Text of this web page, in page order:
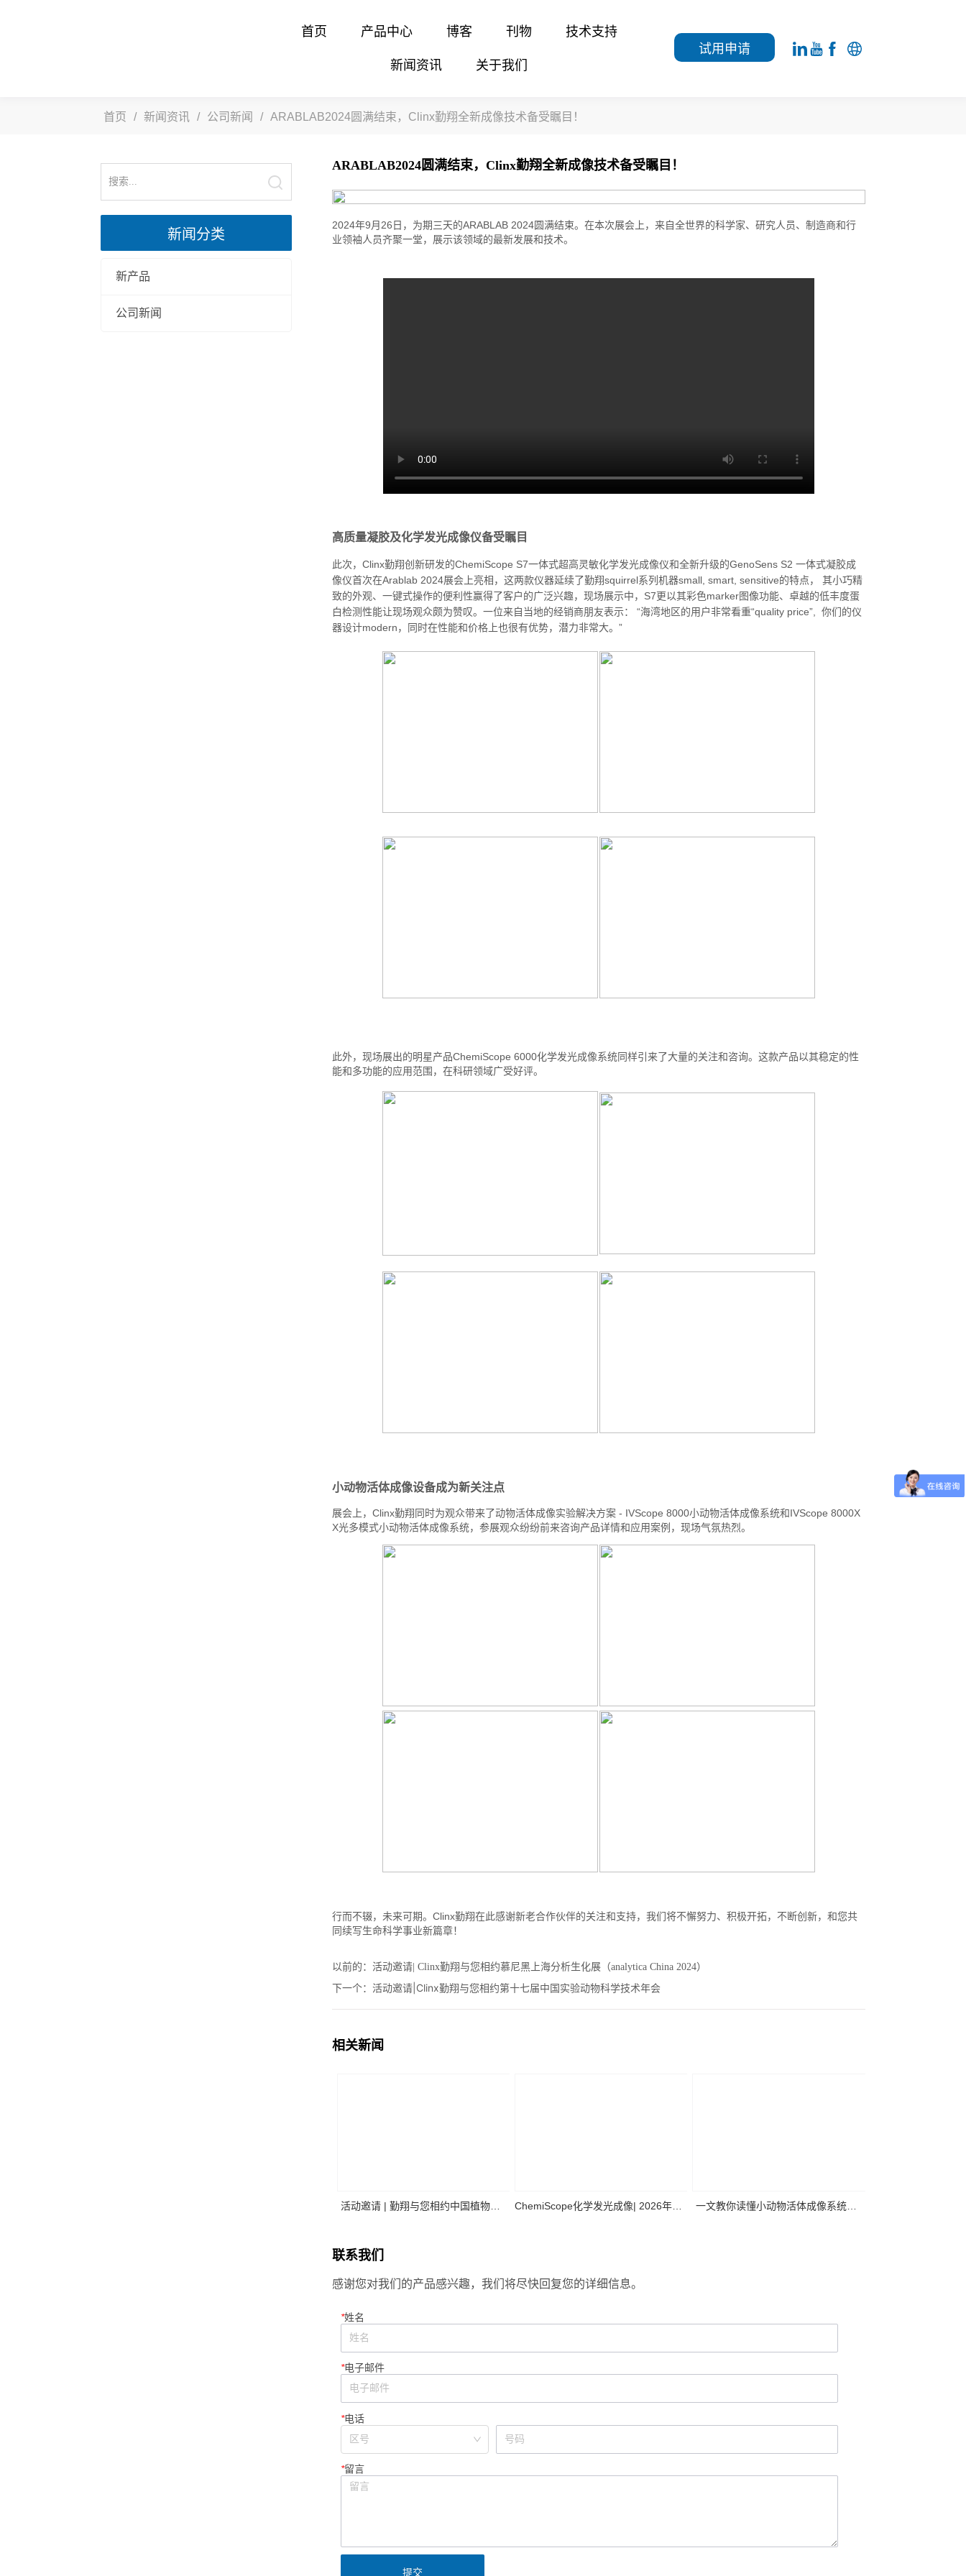
首页 产品中心 博客 刊物 技术支持
新闻资讯 关于我们
试用申请
首页 / 新闻资讯 / 公司新闻 / ARABLAB2024圆满结束，Clinx勤翔全新成像技术备受瞩目！
新闻分类
新产品
公司新闻
ARABLAB2024圆满结束，Clinx勤翔全新成像技术备受瞩目！
以前的： 活动邀请| Clinx勤翔与您相约慕尼黑上海分析生化展（analytica China 2024）
下一个： 活动邀请|Clinx勤翔与您相约第十七届中国实验动物科学技术年会
相关新闻
活动邀请 | 勤翔与您相约中国植物生 ChemiScope化学发光成像| 2026年第 一文教你读懂小动物活体成像系统关
联系我们
感谢您对我们的产品感兴趣，我们将尽快回复您的详细信息。
*姓名
*电子邮件
*电话
*留言
提交